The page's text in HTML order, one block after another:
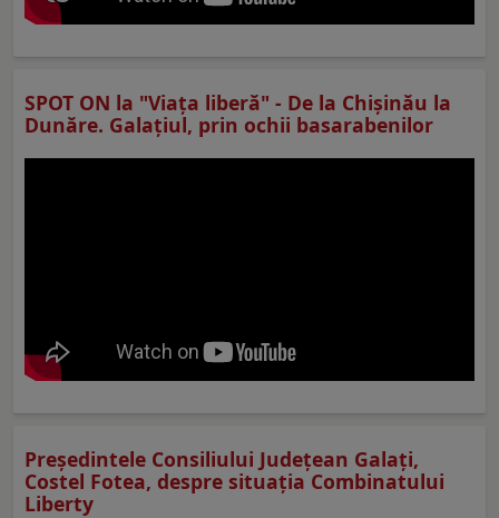
SPOT ON la "Viaţa liberă" - De la Chișinău la
Dunăre. Galațiul, prin ochii basarabenilor
Preşedintele Consiliului Judeţean Galaţi,
Costel Fotea, despre situaţia Combinatului
Liberty